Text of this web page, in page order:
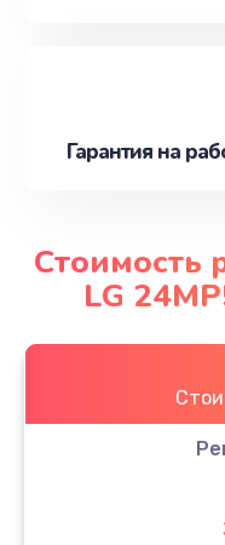
Гарантия на
Стоимость
LG